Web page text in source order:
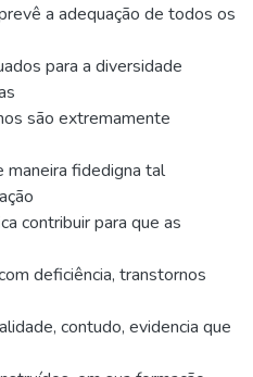
a adequação de todos os
para a diversidade
são extremamente
maneira fidedigna tal
contribuir para que as
deficiência, transtornos
contudo, evidencia que